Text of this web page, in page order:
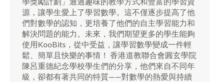
源，讓學生愛上了學習數學。這不僅逐步提高了他
們對數學的認知，更培養了他們的自主學習能力和
解決問題的能力。未來，我們期望更多的學生能夠
使用KooBits，從中受益，讓學習數學變成一件輕
鬆、簡單且快樂的事情！ 香港道教聯合會圓玄學院
陳呂重德紀念學校學生們的分享，他們來自不同年
級，卻都有著共同的特質——對數學的熱愛與持續